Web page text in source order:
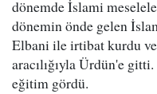
dönemde İslami
dönemin önde gelen
Elbani ile irtibat kurdu
aracılığıyla Ürdün'e
eğitim gördü.